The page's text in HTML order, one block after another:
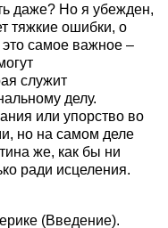
даже? Но я убежден,
тяжкие ошибки, о
самое важное –
служит
делу.
или упорство во
но на самом деле
же, как бы ни
ради исцеления.
(Введение).